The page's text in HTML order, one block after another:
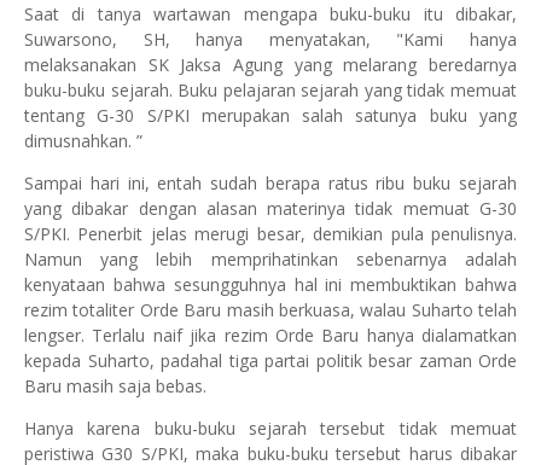
Saat di tanya wartawan mengapa buku-buku itu dibakar,
Suwarsono, SH, hanya menyatakan, "Kami hanya
melaksanakan SK Jaksa Agung yang melarang beredarnya
buku-buku sejarah. Buku pelajaran sejarah yang tidak memuat
tentang G-30 S/PKI merupakan salah satunya buku yang
dimusnahkan. ”
Sampai hari ini, entah sudah berapa ratus ribu buku sejarah
yang dibakar dengan alasan materinya tidak memuat G-30
S/PKI. Penerbit jelas merugi besar, demikian pula penulisnya.
Namun yang lebih memprihatinkan sebenarnya adalah
kenyataan bahwa sesungguhnya hal ini membuktikan bahwa
rezim totaliter Orde Baru masih berkuasa, walau Suharto telah
lengser. Terlalu naif jika rezim Orde Baru hanya dialamatkan
kepada Suharto, padahal tiga partai politik besar zaman Orde
Baru masih saja bebas.
Hanya karena buku-buku sejarah tersebut tidak memuat
peristiwa G30 S/PKI, maka buku-buku tersebut harus dibakar